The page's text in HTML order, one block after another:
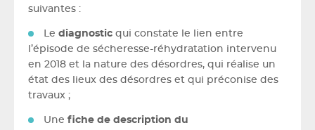
suivantes :
Le diagnostic qui constate le lien entre
l’épisode de sécheresse-réhydratation intervenu
en 2018 et la nature des désordres, qui réalise un
état des lieux des désordres et qui préconise des
travaux ;
Une fiche de description du